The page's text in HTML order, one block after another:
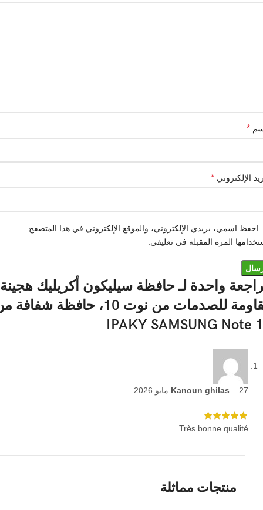
واحدة لـ حافظة سيليكون أكريليك هجينة
مقاومة للصدمات من نوت 10، حافظة
IPAKY SAMSUNG Note
Kanoun ghilas – 27 مايو 2026
Très bonne qualité
*
الإلكتروني *
احفظ اسمي، بريدي الإلكتروني، والموقع الإلكتروني في هذا المتصفح
المرة المقبلة في تعليقي.
منتجات مماثلة